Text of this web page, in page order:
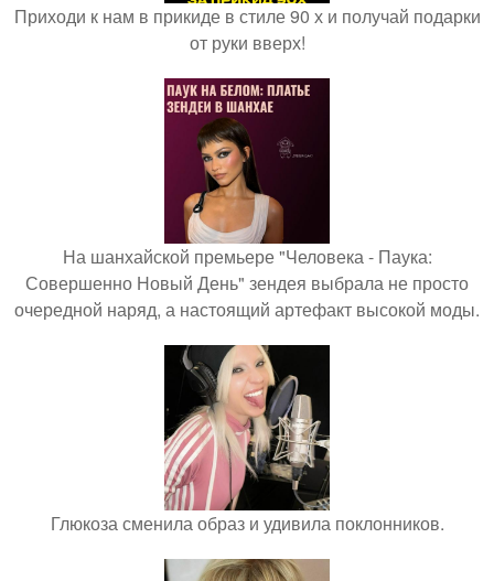
Приходи к нам в прикиде в стиле 90 х и получай подарки
от руки вверх!
На шанхайской премьере "Человека - Паука:
Совершенно Новый День" зендея выбрала не просто
очередной наряд, а настоящий артефакт высокой моды.
Глюкоза сменила образ и удивила поклонников.